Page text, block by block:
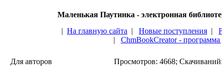
Маленькая Паутинка - электронная
| На главную сайта | Новые поступления |
| ChmBookCreator -
Для авторов
Просмотров: 4668;